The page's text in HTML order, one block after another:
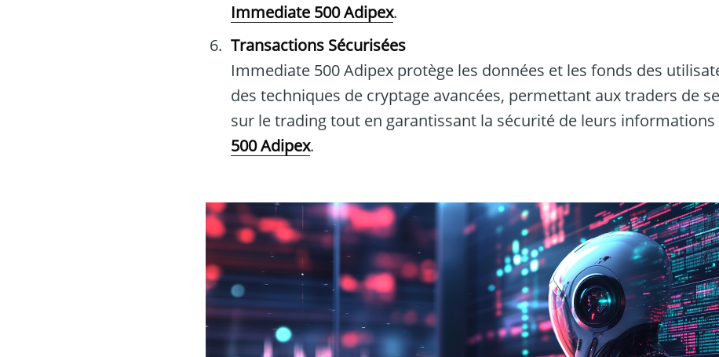
Immediate 500 Adipex.
Transactions Sécurisées
Immediate 500 Adipex protège les données et les fonds des
des techniques de cryptage avancées, permettant aux traders de
sur le trading tout en garantissant la sécurité de leurs informations
500 Adipex.